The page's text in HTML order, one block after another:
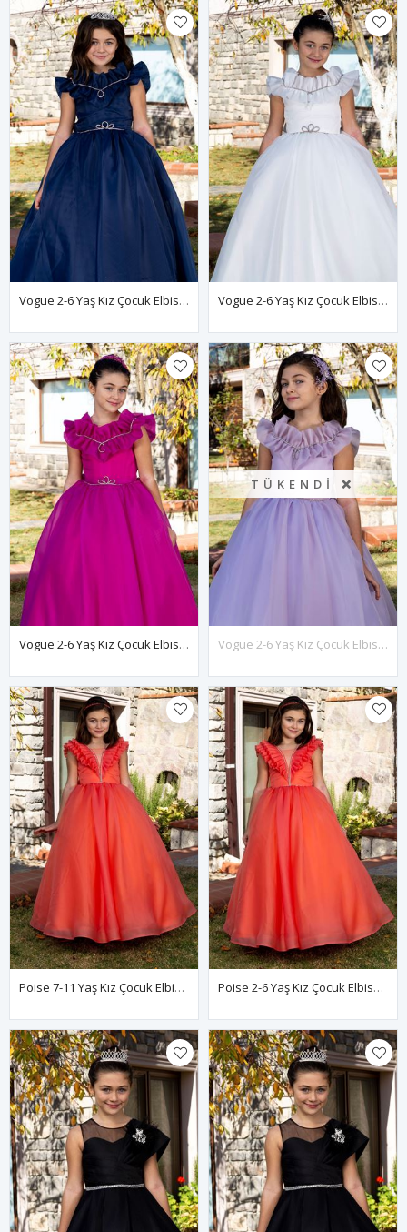
Vogue 2-6 Yaş Kız Çocuk Elbise 20086 Lacivert Vogue 2-6 Yaş Kız Çocuk Elbise 20086 Kırık Beyaz
Vogue 2-6 Yaş Kız Çocuk Elbise 20086 Fuşya
TÜKENDI ❌
Vogue 2-6 Yaş Kız Çocuk Elbise 20086 Lila
Poise 7-11 Yaş Kız Çocuk Elbise 30087 Turuncu Poise 2-6 Yaş Kız Çocuk Elbise 20087 Turuncu